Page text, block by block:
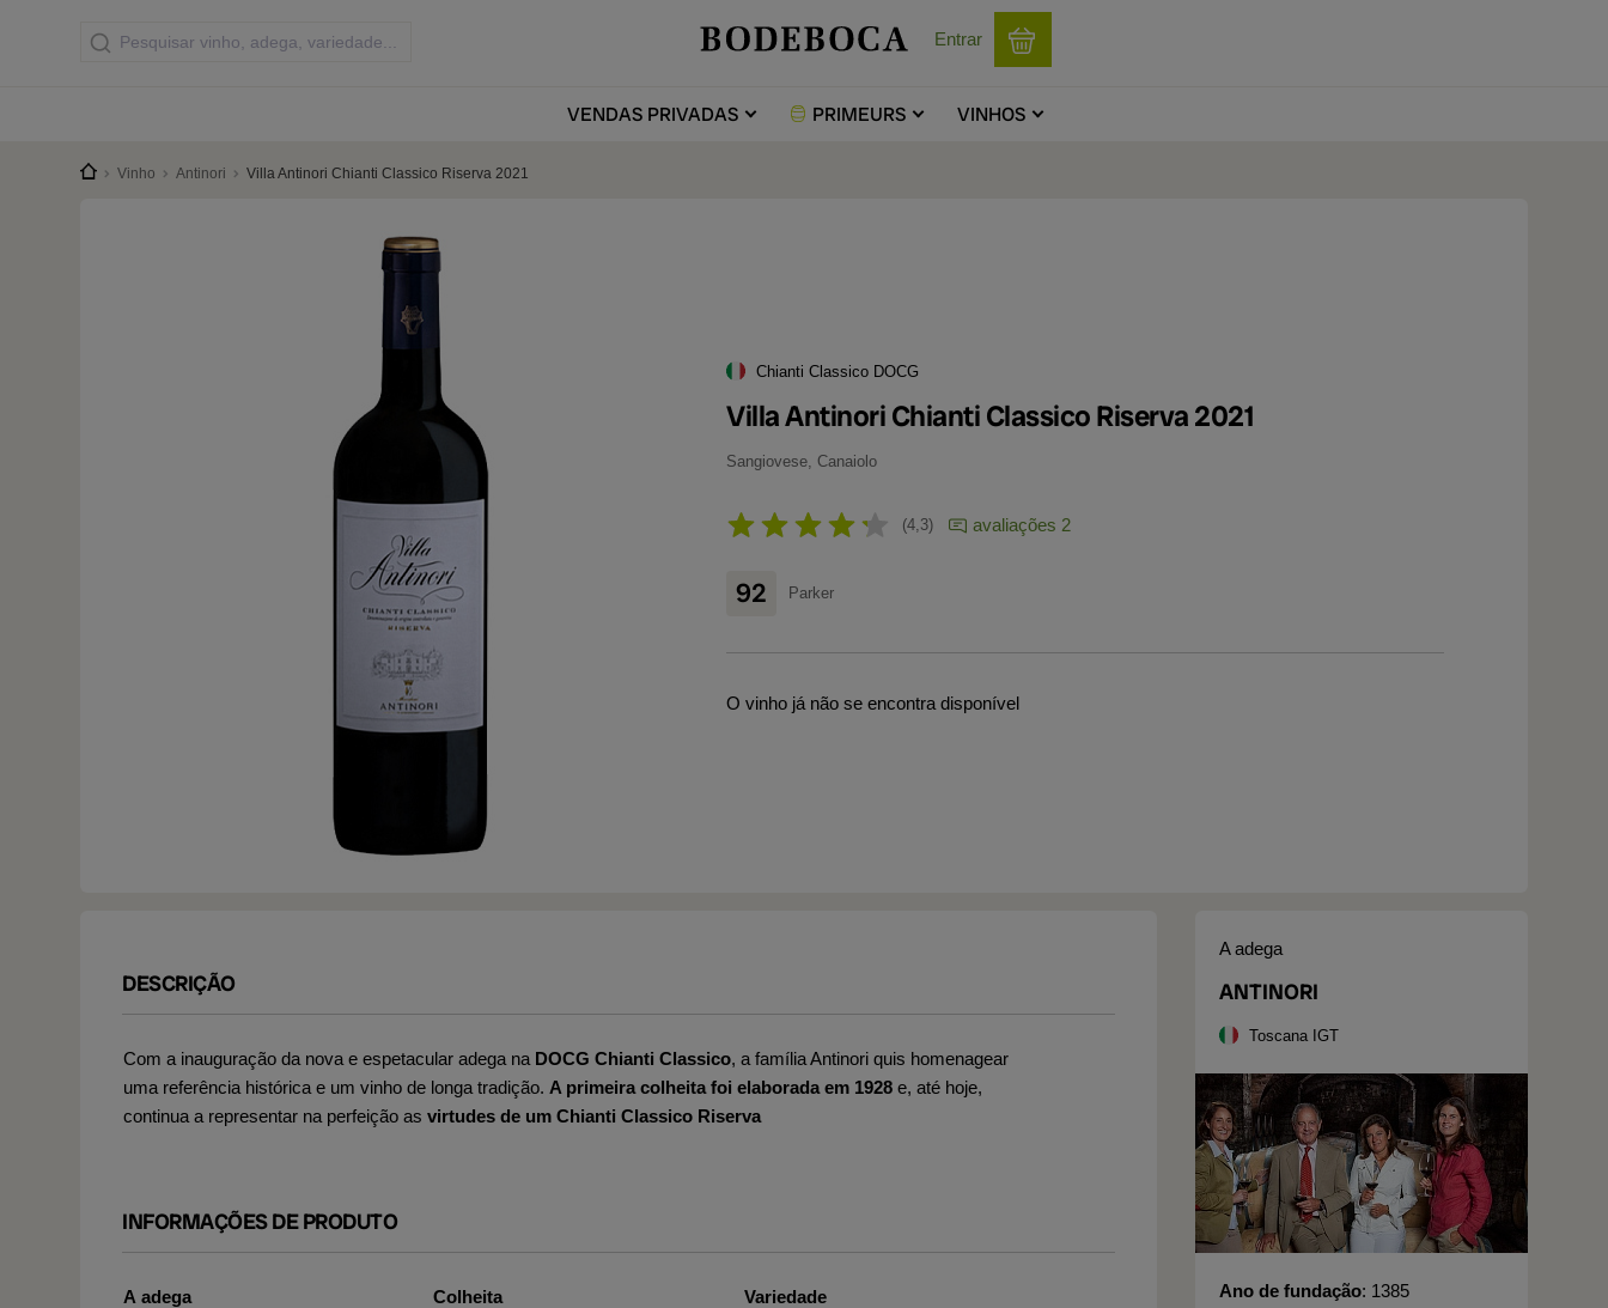
Entrar
VENDASPRIVADAS PRIMEURS VINHOS
Vinho Antinori Villa Antinori Chianti Classico Riserva 2021
Chianti Classico DOCG
Villa Antinori Chianti Classico Riserva 2021
Sangiovese, Canaiolo
4,3 avaliações 2
92 Parker
O vinho já não se encontra disponível
DESCRIÇÃO
Com a inauguração da nova e espetacular adega na DOCG Chianti Classico, a família Antinori quis homenagear
uma referência histórica e um vinho de longa tradição. A primeira colheita foi elaborada em 1928 e, até hoje,
continua a representar na perfeição as virtudes de um Chianti Classico Riserva
INFORMAÇÕES DE PRODUTO
A adega
Colheita
Variedade
A adega
ANTINORI
Toscana IGT
Ano de fundação 1385